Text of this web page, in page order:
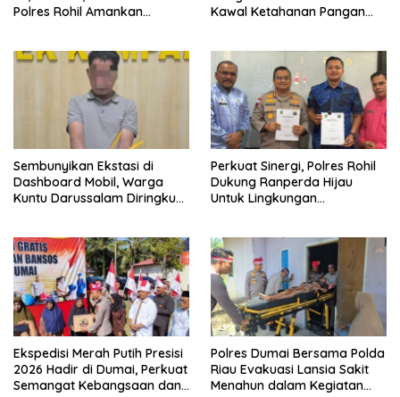
Polres Rohil Amankan
Kawal Ketahanan Pangan
Sembunyikan Ekstasi di
Dashboard Mobil, Warga
Kuntu Darussalam Diringkus
Perkuat Sinergi, Polres Rohil
Dukung Ranperda Hijau
Untuk Lingkungan
Ekspedisi Merah Putih Presisi
2026 Hadir di Dumai, Perkuat
Semangat Kebangsaan dan
Polres Dumai Bersama Polda
Riau Evakuasi Lansia Sakit
Menahun dalam Kegiatan